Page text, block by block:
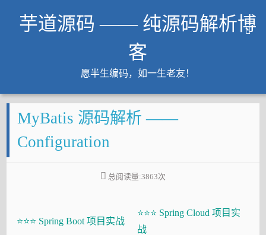
芋道源码 —— 纯源码解析博
客
愿半生编码，如一生老友！
文章
知识星球
Github
大厂面试必备
MyBatis 源码解析 ——
Configuration
总阅读量:3863次
⭐⭐⭐ Spring Boot 项目实战
⭐⭐⭐ Spring Cloud 项目实
战